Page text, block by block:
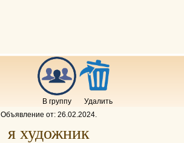
В группу
Удалить
Объявление от: 26.02.2024.
я художник